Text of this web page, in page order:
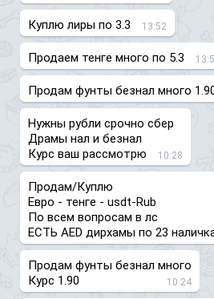
Куплю лиры по 3.3 13:52
Продаем тенге много по 5.3
Продам фунты безнал много
Нужны рубли срочно сбер
Драмы нал и безнал
Курс ваш рассмотрю
10:28
Продам/Куплю
Евро - тенге - usdt-Rub
По всем вопросам в лс
ЕСТЬ AED дирхамы по 23
Продам фунты безнал много
Курс 1.90
10:24